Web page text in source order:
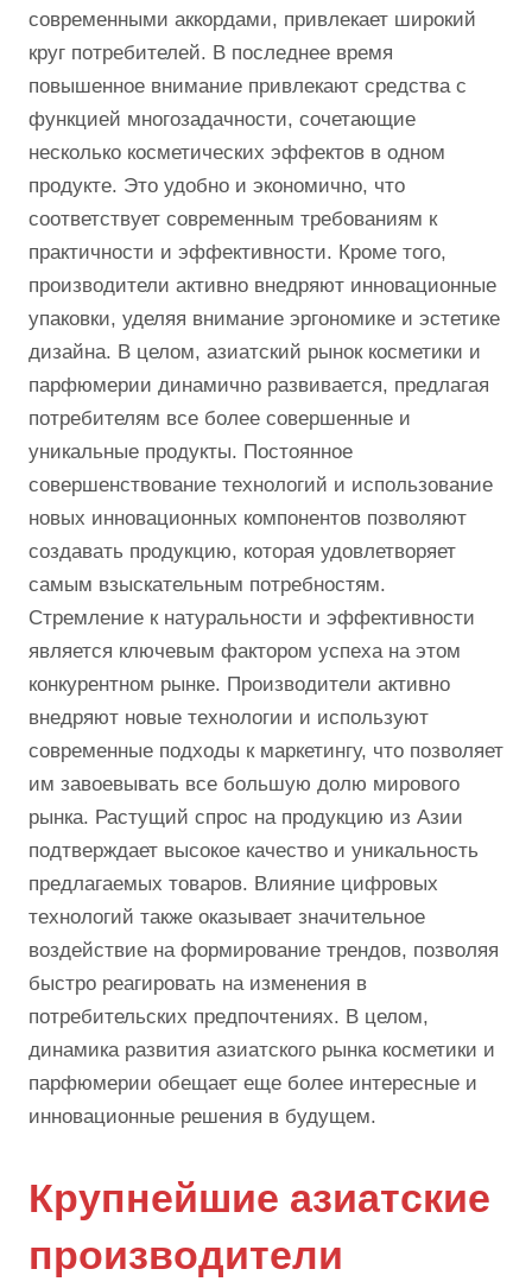
современными аккордами, привлекает широкий
круг потребителей. В последнее время
повышенное внимание привлекают средства с
функцией многозадачности, сочетающие
несколько косметических эффектов в одном
продукте. Это удобно и экономично, что
соответствует современным требованиям к
практичности и эффективности. Кроме того,
производители активно внедряют инновационные
упаковки, уделяя внимание эргономике и эстетике
дизайна. В целом, азиатский рынок косметики и
парфюмерии динамично развивается, предлагая
потребителям все более совершенные и
уникальные продукты. Постоянное
совершенствование технологий и использование
новых инновационных компонентов позволяют
создавать продукцию, которая удовлетворяет
самым взыскательным потребностям.
Стремление к натуральности и эффективности
является ключевым фактором успеха на этом
конкурентном рынке. Производители активно
внедряют новые технологии и используют
современные подходы к маркетингу, что позволяет
им завоевывать все большую долю мирового
рынка. Растущий спрос на продукцию из Азии
подтверждает высокое качество и уникальность
предлагаемых товаров. Влияние цифровых
технологий также оказывает значительное
воздействие на формирование трендов, позволяя
быстро реагировать на изменения в
потребительских предпочтениях. В целом,
динамика развития азиатского рынка косметики и
парфюмерии обещает еще более интересные и
инновационные решения в будущем.
Крупнейшие азиатские
производители